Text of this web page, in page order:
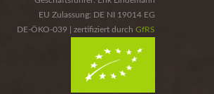
EU Zulassung: DE NI 19014 EG
DE-ÖKO-039 | zertifiziert durch GfRS